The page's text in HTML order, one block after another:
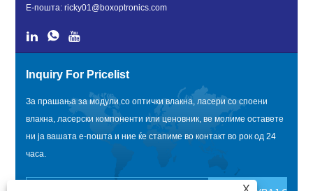
Е-пошта:ricky01@boxoptronics.com
Inquiry For Pricelist
За прашања за модули со оптички влакна, ласери со споени
влакна, ласерски компоненти или ценовник, ве молиме оставете
ни ја вашата е-пошта и ние ќе стапиме во контакт во рок од 24
часа.